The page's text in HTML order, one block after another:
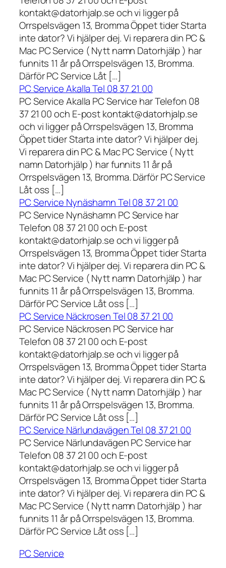
kontakt@datorhjalp.se och vi ligger på
Orrspelsvägen 13, Bromma Öppet tider Starta
inte dator? Vi hjälper dej. Vi reparera din PC &
Mac PC Service ( Nytt namn Datorhjälp ) har
funnits 11 år på Orrspelsvägen 13, Bromma.
Därför PC Service Låt […]
PC Service Akalla Tel 08 37 21 00
PC Service Akalla PC Service har Telefon 08
37 21 00 och E-post kontakt@datorhjalp.se
och vi ligger på Orrspelsvägen 13, Bromma
Öppet tider Starta inte dator? Vi hjälper dej.
Vi reparera din PC & Mac PC Service ( Nytt
namn Datorhjälp ) har funnits 11 år på
Orrspelsvägen 13, Bromma. Därför PC Service
Låt oss […]
PC Service Nynäshamn Tel 08 37 21 00
PC Service Nynäshamn PC Service har
Telefon 08 37 21 00 och E-post
kontakt@datorhjalp.se och vi ligger på
Orrspelsvägen 13, Bromma Öppet tider Starta
inte dator? Vi hjälper dej. Vi reparera din PC &
Mac PC Service ( Nytt namn Datorhjälp ) har
funnits 11 år på Orrspelsvägen 13, Bromma.
Därför PC Service Låt oss […]
PC Service Näckrosen Tel 08 37 21 00
PC Service Näckrosen PC Service har
Telefon 08 37 21 00 och E-post
kontakt@datorhjalp.se och vi ligger på
Orrspelsvägen 13, Bromma Öppet tider Starta
inte dator? Vi hjälper dej. Vi reparera din PC &
Mac PC Service ( Nytt namn Datorhjälp ) har
funnits 11 år på Orrspelsvägen 13, Bromma.
Därför PC Service Låt oss […]
PC Service Närlundavägen Tel 08 37 21 00
PC Service Närlundavägen PC Service har
Telefon 08 37 21 00 och E-post
kontakt@datorhjalp.se och vi ligger på
Orrspelsvägen 13, Bromma Öppet tider Starta
inte dator? Vi hjälper dej. Vi reparera din PC &
Mac PC Service ( Nytt namn Datorhjälp ) har
funnits 11 år på Orrspelsvägen 13, Bromma.
Därför PC Service Låt oss […]
PC Service